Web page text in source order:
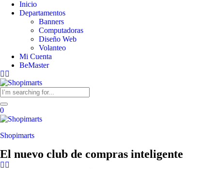
Inicio
Departamentos
Banners
Computadoras
Diseño Web
Volanteo
Mi Cuenta
BeMaster
0
Shopimarts
El nuevo club de compras inteligente